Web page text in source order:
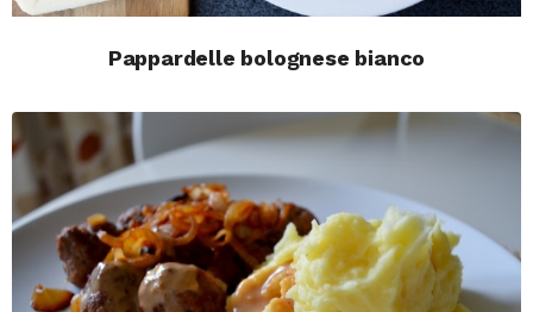
Pappardelle bolognese bianco